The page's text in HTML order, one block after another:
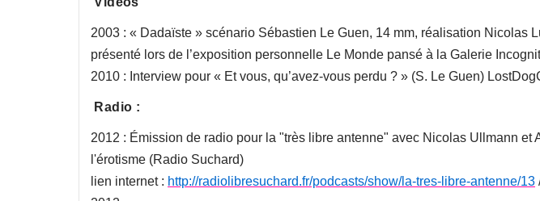
2003 : « Dadaïste » scénario Sébastien Le Guen, 14 mm, réalisation Nicolas
présenté lors de l’exposition personnelle Le Monde pansé à la Galerie
2010 : Interview pour « Et vous, qu’avez-vous perdu ? » (S. Le Guen)
Radio :
2012 : Émission de radio pour la "très libre antenne" avec Nicolas Ullmann et
l'érotisme (Radio Suchard)
lien internet : http://radiolibresuchard.fr/podcasts/show/la-tres-libre-antenne/13